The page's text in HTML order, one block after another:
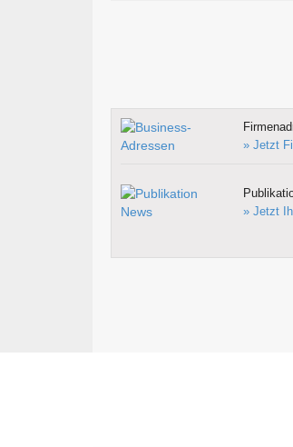
» Jetzt
» Jetzt